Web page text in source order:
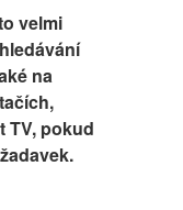
velmi
na
TV, pokud